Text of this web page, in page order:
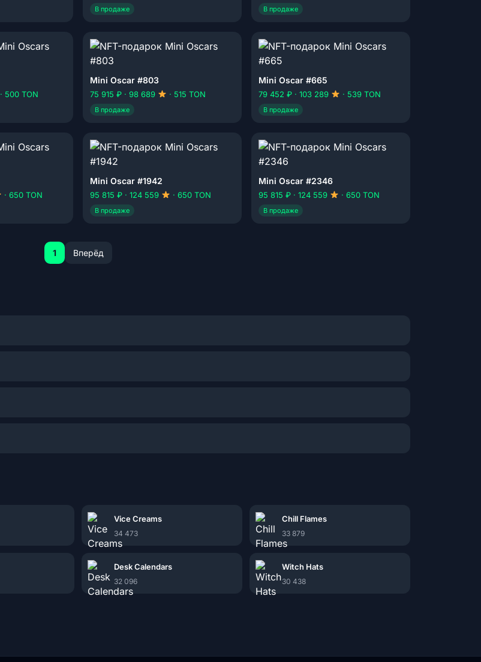
В продаже В продаже
· 500 TON
Mini Oscar #803
75 915 ₽ · 98 689 · 515 TON
В продаже
Mini Oscar #665
79 452 ₽ · 103 289 · 539 TON
В продаже
· 650 TON
Mini Oscar #1942
95 815 ₽ · 124 559 · 650 TON
В продаже
Mini Oscar #2346
95 815 ₽ · 124 559 · 650 TON
В продаже
1 Вперёд
Vice Creams
34 473
Chill Flames
33 879
Desk Calendars
32 096
Witch Hats
30 438